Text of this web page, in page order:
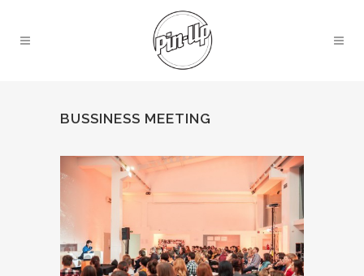
BUSSINESS MEETING